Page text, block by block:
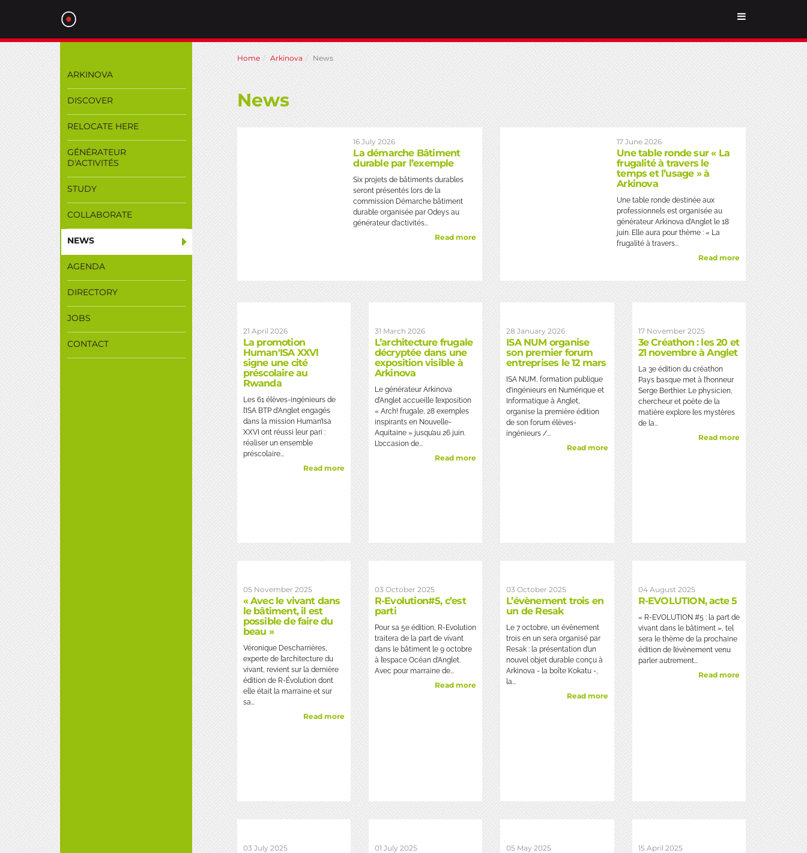
ARKINOVA
DISCOVER
RELOCATE HERE
GÉNÉRATEUR
D'ACTIVITÉS
STUDY
COLLABORATE
NEWS
AGENDA
DIRECTORY
JOBS
CONTACT
Home Arkinova News
News
16 July 2026
La démarche Bâtiment
durable par l’exemple
Six projets de bâtiments durables
seront présentés lors de la
commission Démarche bâtiment
durable organisée par Odeys au
générateur d’activités...
Read more
17 June 2026
Une table ronde sur « La
frugalité à travers le
temps et l’usage » à
Arkinova
Une table ronde destinée aux
professionnels est organisée au
générateur Arkinova d’Anglet le 18
juin. Elle aura pour thème : « La
frugalité à travers...
Read more
21 April 2026
La promotion
Human'ISA XXVl
signe une cité
préscolaire au
Rwanda
Les 61 élèves-ingénieurs de
l’ISA BTP d'Anglet engagés
dans la mission Human’Isa
XXVI ont réussi leur pari :
réaliser un ensemble
préscolaire...
Read more
31 March 2026
L’architecture frugale
décryptée dans une
exposition visible à
Arkinova
Le générateur Arkinova
d’Anglet accueille l’exposition
« Arch! frugale, 28 exemples
inspirants en Nouvelle-
Aquitaine » jusqu’au 26 juin.
L’occasion de...
Read more
28 January 2026
ISA NUM organise
son premier forum
entreprises le 12 mars
ISA NUM, formation publique
d’ingénieurs en Numérique et
Informatique à Anglet,
organise la première édition
de son forum élèves-
ingénieurs /...
Read more
17 November 2025
3e Créathon : les 20 et
21 novembre à Anglet
La 3e édition du créathon
Pays basque met à l’honneur
Serge Berthier. Le physicien,
chercheur et poète de la
matière explore les mystères
de la...
Read more
05 November 2025
« Avec le vivant dans
le bâtiment, il est
possible de faire du
beau »
Véronique Descharrières,
experte de l’architecture du
vivant, revient sur la dernière
édition de R-Évolution dont
elle était la marraine et sur
sa...
Read more
03 October 2025
R-Evolution#5, c’est
parti
Pour sa 5e édition, R-Evolution
traitera de la part de vivant
dans le bâtiment le 9 octobre
à l’espace Océan d’Anglet.
Avec pour marraine de...
Read more
03 October 2025
L’évènement trois en
un de Resak
Le 7 octobre, un évènement
trois en un sera organisé par
Resak : la présentation d’un
nouvel objet durable conçu à
Arkinova - la boîte Kokatu -,
la...
Read more
04 August 2025
R-EVOLUTION, acte 5
« R-EVOLUTION #5 : la part de
vivant dans le bâtiment », tel
sera le thème de la prochaine
édition de l’évènement venu
parler autrement...
Read more
03 July 2025 01 July 2025 05 May 2025 15 April 2025